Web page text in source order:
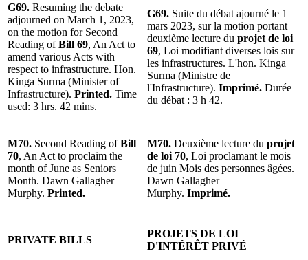
G69. Resuming the debate
adjourned on March 1, 2023,
on the motion for Second
Reading ofBill 69, An Act to
amend various Acts with
respect to infrastructure. Hon.
Kinga Surma (Minister of
Infrastructure). Printed. Time
used: 3 hrs. 42 mins.
G69. Suite du débat ajourné le 1
mars 2023, sur la motion portant
deuxième lecture du projet de loi
69, Loi modifiant diverses lois sur
les infrastructures. L'hon. Kinga
Surma (Ministre de
l'Infrastructure). Imprimé. Durée
du débat : 3 h 42.
M70. Second Reading ofBill
70, An Act to proclaim the
month of June as Seniors
Month. Dawn Gallagher
Murphy. Printed.
M70. Deuxième lecture du projet
de loi 70, Loi proclamant le mois
de juin Mois des personnes âgées.
Dawn Gallagher
Murphy. Imprimé.
PRIVATE BILLS
PROJETS DE LOI
D'INTÉRÊT PRIVÉ